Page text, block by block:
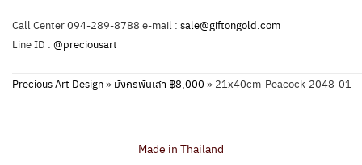
Call Center 094-289-8788 e-mail : sale@giftongold.com
Line ID : @preciousart
Precious Art Design» มังกรพันเสา ฿8,000 » 21x40cm-Peacock-2048-01
Made in Thailand